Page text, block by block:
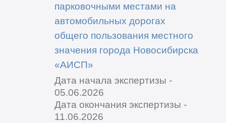
парковочными местами на
автомобильных дорогах
общего пользования местного
значения города Новосибирска
«АИСП»
Дата начала экспертизы -
05.06.2026
Дата окончания экспертизы -
11.06.2026